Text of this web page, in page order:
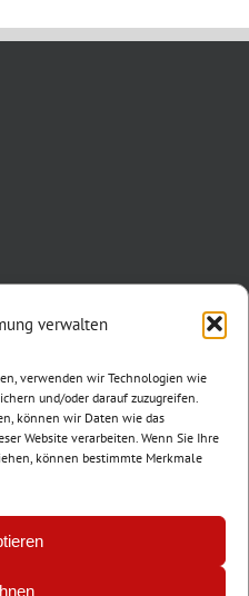
verwalten
verwenden wir Technologien wie
und/oder darauf zuzugreifen.
können wir Daten wie das
Website verarbeiten. Wenn Sie Ihre
können bestimmte Merkmale